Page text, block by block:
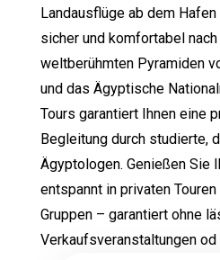
Landausflüge ab dem
sicher und komfortabel
weltberühmten Pyramiden
und das Ägyptische
Tours garantiert Ihnen eine
Begleitung durch studierte,
Ägyptologen. Genießen Sie
entspannt in privaten
Gruppen – garantiert ohne
Verkaufsveranstaltungen od